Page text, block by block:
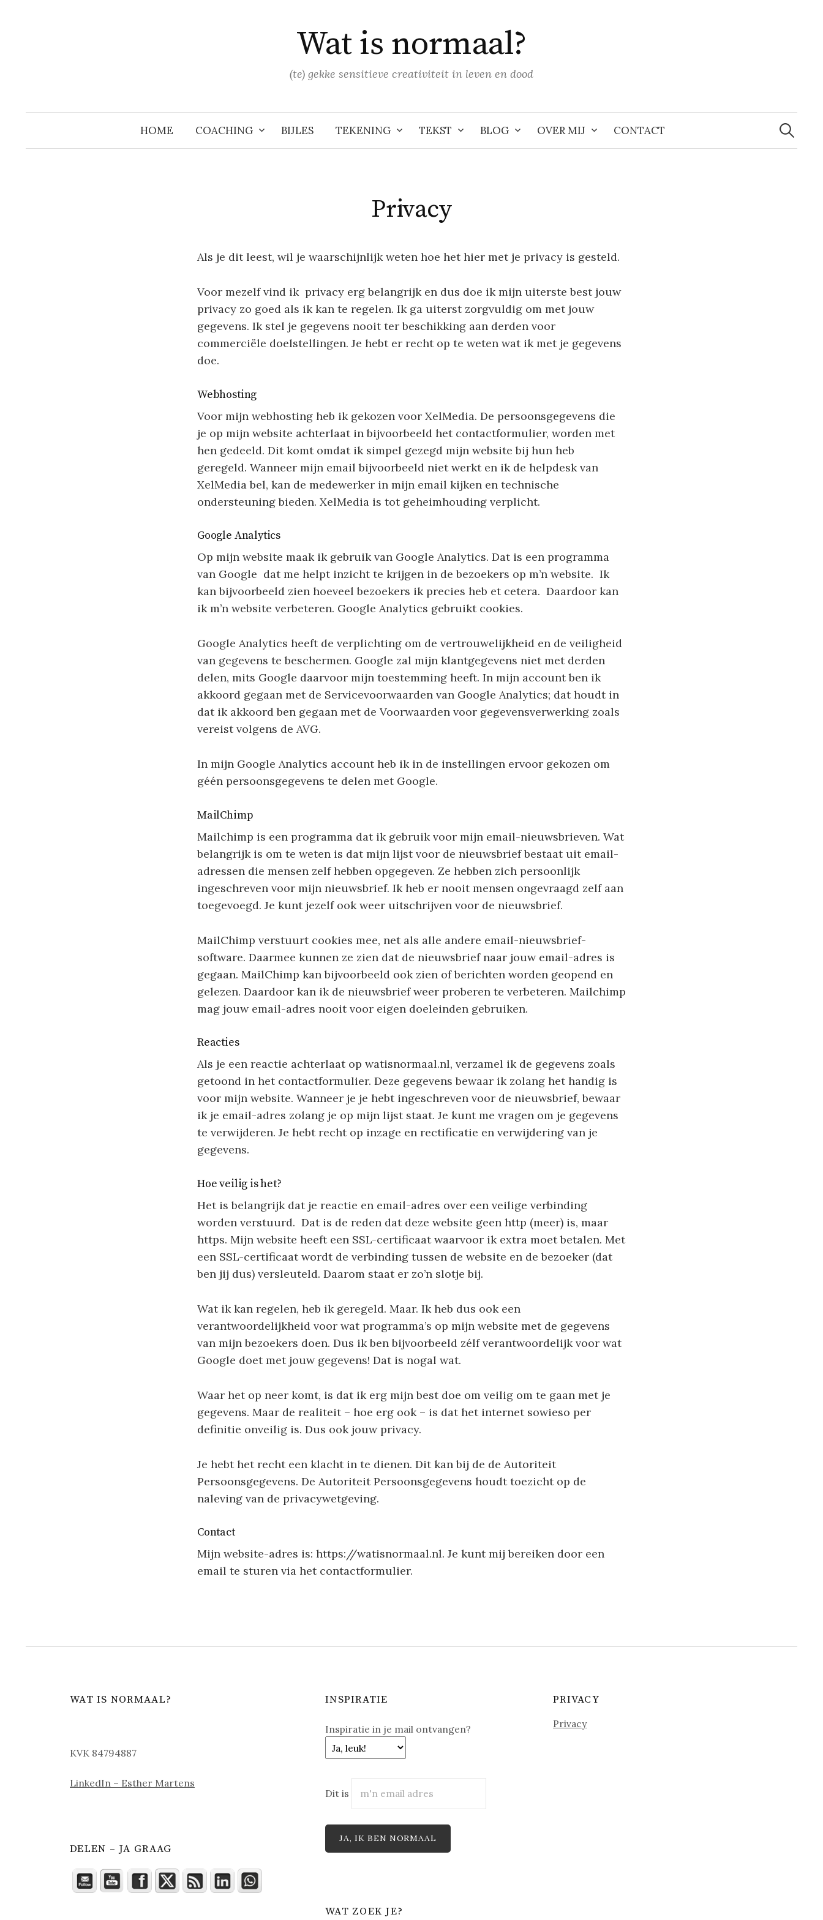
Wat is normaal?
(te) gekke sensitieve creativiteit in leven en dood
HOME COACHING BIJLES TEKENING TEKST BLOG OVER MIJ CONTACT
Zoeken
naar:
Privacy
Als je dit leest, wil je waarschijnlijk weten hoe het hier met je privacy is gesteld.
Voor mezelf vind ik privacy erg belangrijk en dus doe ik mijn uiterste best jouw
privacy zo goed als ik kan te regelen. Ik ga uiterst zorgvuldig om met jouw
gegevens. Ik stel je gegevens nooit ter beschikking aan derden voor
commerciële doelstellingen. Je hebt er recht op te weten wat ik met je gegevens
doe.
Webhosting
Voor mijn webhosting heb ik gekozen voor XelMedia. De persoonsgegevens die
je op mijn website achterlaat in bijvoorbeeld het contactformulier, worden met
hen gedeeld. Dit komt omdat ik simpel gezegd mijn website bij hun heb
geregeld. Wanneer mijn email bijvoorbeeld niet werkt en ik de helpdesk van
XelMedia bel, kan de medewerker in mijn email kijken en technische
ondersteuning bieden. XelMedia is tot geheimhouding verplicht.
Google Analytics
Op mijn website maak ik gebruik van Google Analytics. Dat is een programma
van Google dat me helpt inzicht te krijgen in de bezoekers op m’n website. Ik
kan bijvoorbeeld zien hoeveel bezoekers ik precies heb et cetera. Daardoor kan
ik m’n website verbeteren. Google Analytics gebruikt cookies.
Google Analytics heeft de verplichting om de vertrouwelijkheid en de veiligheid
van gegevens te beschermen. Google zal mijn klantgegevens niet met derden
delen, mits Google daarvoor mijn toestemming heeft. In mijn account ben ik
akkoord gegaan met de Servicevoorwaarden van Google Analytics; dat houdt in
dat ik akkoord ben gegaan met de Voorwaarden voor gegevensverwerking zoals
vereist volgens de AVG.
In mijn Google Analytics account heb ik in de instellingen ervoor gekozen om
géén persoonsgegevens te delen met Google.
MailChimp
Mailchimp is een programma dat ik gebruik voor mijn email-nieuwsbrieven. Wat
belangrijk is om te weten is dat mijn lijst voor de nieuwsbrief bestaat uit email-
adressen die mensen zelf hebben opgegeven. Ze hebben zich persoonlijk
ingeschreven voor mijn nieuwsbrief. Ik heb er nooit mensen ongevraagd zelf aan
toegevoegd. Je kunt jezelf ook weer uitschrijven voor de nieuwsbrief.
MailChimp verstuurt cookies mee, net als alle andere email-nieuwsbrief-
software. Daarmee kunnen ze zien dat de nieuwsbrief naar jouw email-adres is
gegaan. MailChimp kan bijvoorbeeld ook zien of berichten worden geopend en
gelezen. Daardoor kan ik de nieuwsbrief weer proberen te verbeteren. Mailchimp
mag jouw email-adres nooit voor eigen doeleinden gebruiken.
Reacties
Als je een reactie achterlaat op watisnormaal.nl, verzamel ik de gegevens zoals
getoond in het contactformulier. Deze gegevens bewaar ik zolang het handig is
voor mijn website. Wanneer je je hebt ingeschreven voor de nieuwsbrief, bewaar
ik je email-adres zolang je op mijn lijst staat. Je kunt me vragen om je gegevens
te verwijderen. Je hebt recht op inzage en rectificatie en verwijdering van je
gegevens.
Hoe veilig is het?
Het is belangrijk dat je reactie en email-adres over een veilige verbinding
worden verstuurd. Dat is de reden dat deze website geen http (meer) is, maar
https. Mijn website heeft een SSL-certificaat waarvoor ik extra moet betalen. Met
een SSL-certificaat wordt de verbinding tussen de website en de bezoeker (dat
ben jij dus) versleuteld. Daarom staat er zo’n slotje bij.
Wat ik kan regelen, heb ik geregeld. Maar. Ik heb dus ook een
verantwoordelijkheid voor wat programma’s op mijn website met de gegevens
van mijn bezoekers doen. Dus ik ben bijvoorbeeld zélf verantwoordelijk voor wat
Google doet met jouw gegevens! Dat is nogal wat.
Waar het op neer komt, is dat ik erg mijn best doe om veilig om te gaan met je
gegevens. Maar de realiteit – hoe erg ook – is dat het internet sowieso per
definitie onveilig is. Dus ook jouw privacy.
Je hebt het recht een klacht in te dienen. Dit kan bij de de Autoriteit
Persoonsgegevens. De Autoriteit Persoonsgegevens houdt toezicht op de
naleving van de privacywetgeving.
Contact
Mijn website-adres is: https://watisnormaal.nl. Je kunt mij bereiken door een
email te sturen via het contactformulier.
WAT IS NORMAAL?
KVK 84794887
LinkedIn – Esther Martens
DELEN – JA GRAAG
INSPIRATIE
Inspiratie in je mail ontvangen?
Dit is
WAT ZOEK JE?
PRIVACY
Privacy